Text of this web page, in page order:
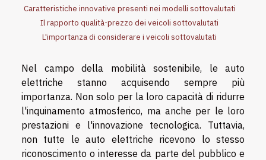
Caratteristiche innovative presenti nei modelli sottovalutati
Il rapporto qualità-prezzo dei veicoli sottovalutati
L'importanza di considerare i veicoli sottovalutati
Nel campo della mobilità sostenibile, le auto
elettriche stanno acquisendo sempre più
importanza. Non solo per la loro capacità di ridurre
l'inquinamento atmosferico, ma anche per le loro
prestazioni e l'innovazione tecnologica. Tuttavia,
non tutte le auto elettriche ricevono lo stesso
riconoscimento o interesse da parte del pubblico e